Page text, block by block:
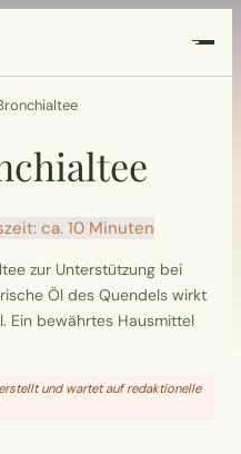
ca. 10 Minuten
zur Unterstützung bei
Öl des Quendels wirkt
Ein bewährtes Hausmittel
und wartet auf redaktionelle